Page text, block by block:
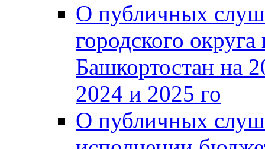
О публичных
городского
Башкортостан на
2024 и 2025 го
О публичных